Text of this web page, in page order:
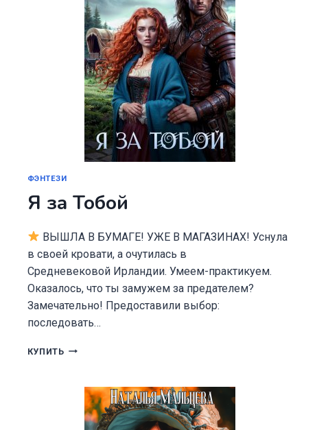
ФЭНТЕЗИ
Я за Тобой
ВЫШЛА В БУМАГЕ! УЖЕ В МАГАЗИНАХ! Уснула
в своей кровати, а очутилась в
Средневековой Ирландии. Умеем-практикуем.
Оказалось, что ты замужем за предателем?
Замечательно! Предоставили выбор:
последовать…
КУПИТЬ